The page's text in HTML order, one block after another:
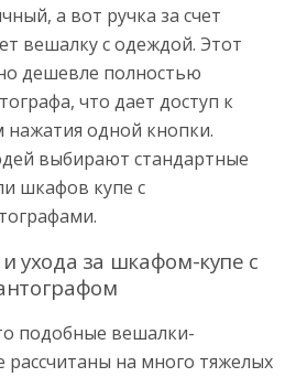
а вот ручка за счет
вешалку с одеждой. Этот
дешевле полностью
что дает доступ к
одной кнопки.
выбирают стандартные
шкафов купе с
ухода за шкафом-купе с
подобные вешалки-
на много тяжелых